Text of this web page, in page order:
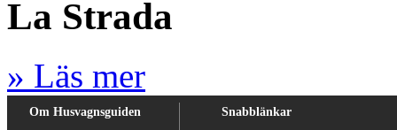
La Strada
» Läs mer
Om Husvagnsguiden Snabblänkar